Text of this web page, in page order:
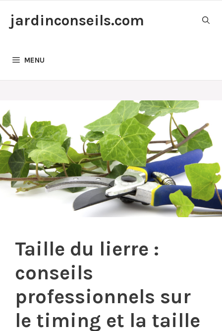
jardinconseils.com
MENU
Taille du lierre :
conseils
professionnels sur
le timing et la taille